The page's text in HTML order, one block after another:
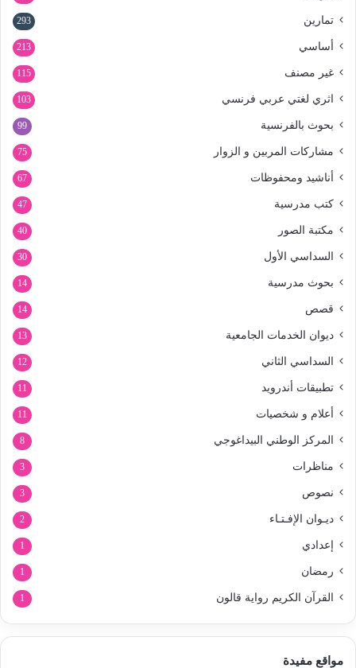
تمارين 293
أساسي 213
غير مصنف 115
اثري لغتي عربي فرنسي 103
بحوث بالفرنسية 99
مشاركات المربين و الزوار 75
أناشيد ومحفوظات 67
كتب مدرسية 47
مكتبة الصور 40
السداسي الأول 30
بحوث مدرسية 14
قصص 14
ديوان الخدمات الجامعية 13
السداسي الثاني 12
تطبيقات أندرويد 11
أعلام و شخصيات 11
المركز الوطني البيداغوجي 8
مناظرات 3
نصوص 3
ديـوان الإفـتـاء 2
إعدادي 1
رمضان 1
القرآن الكريم رواية قالون 1
مواقع مفيدة